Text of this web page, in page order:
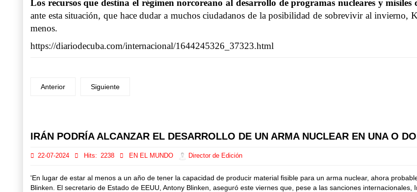
Los recursos que destina el régimen norcoreano al desarrollo de programas nucleares y misiles
ante esta situación, que hace dudar a muchos ciudadanos de la posibilidad de sobrevivir al invierno,
menos.
https://diariodecuba.com/internacional/1644245326_37323.html
Anterior Siguiente
IRÁN PODRÍA ALCANZAR EL DESARROLLO DE UN ARMA NUCLEAR EN UNA O
22-07-2024 Hits: 2238 EN EL MUNDO Director de Edición
'En lugar de estar al menos a un año de tener la capacidad de producir material fisible para un arma nuclear, ahora
Blinken. El secretario de Estado de EEUU, Antony Blinken, aseguró este viernes que, pese a las sanciones internacionales,